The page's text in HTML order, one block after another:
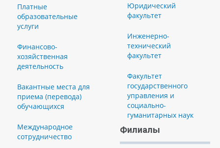
Платные
образовательные
услуги
Финансово-
хозяйственная
деятельность
Вакантные места для
приема (перевода)
обучающихся
Международное
сотрудничество
Юридический
факультет
Инженерно-
технический
факультет
Факультет
государственного
управления и
социально-
гуманитарных наук
Филиалы